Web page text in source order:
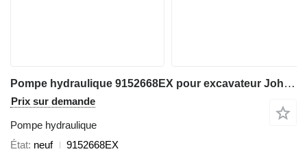
Pompe hydraulique 9152668EX pour excavateur John Deere 200LC
Prix sur demande
Pompe hydraulique
État neuf
9152668EX